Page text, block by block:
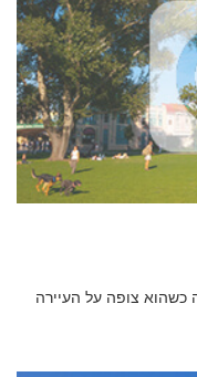
כשהוא צופה על העיירה